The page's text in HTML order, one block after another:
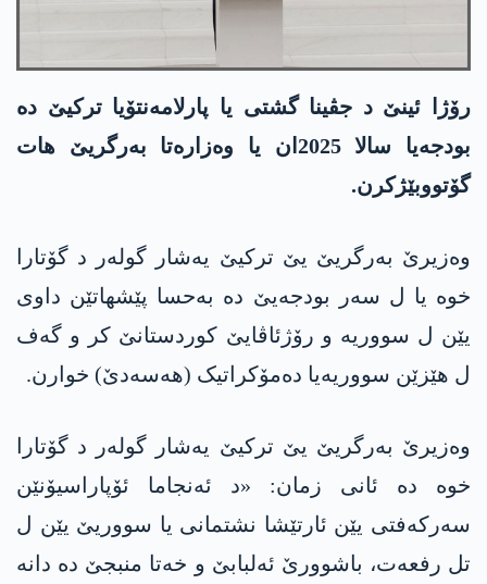
رۆژا ئینێ د جڤینا گشتی یا پارلامەنتۆیا ترکیێ دە
بودجەیا سالا 2025ان یا وەزارەتا به‌رگریێ هات
گۆتووبێژکرن.
وەزیرێ به‌رگریێ یێ تركیێ یه‌شار گولەر د گۆتارا
خوە یا ل سەر بودجەیێ دە بەحسا پێشهاتێن داوی
یێن ل سووریە و رۆژئاڤایێ کوردستانێ کر و گەف
ل هێزێن سووریەیا دەمۆکراتیک (هه‌سه‌دێ) خوارن.
وەزیرێ به‌رگریێ یێ تركیێ یه‌شار گولەر د گۆتارا
خوە دە ئانی زمان: «د ئەنجاما ئۆپاراسیۆنێن
سەرکەفتی یێن ئارتێشا نشتمانی یا سووریێ یێن ل
تل رفعەت، باشوورێ ئەلبابێ و خەتا منبجێ دە دانە